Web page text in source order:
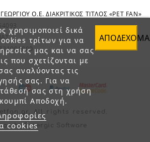
χρησιμοποιεί δικά
τρίτων για να
μας και να σας
που σχετίζονται με
αναλύοντας τις
σας. Για να
σας στη χρήση
Αποδοχή.
cookies
Ο.Ε. ΔΙΑΚΡΙΤΙΚΟΣ ΤΙΤΛΟΣ «PET FAN»
All rights reserved.
by Synergic Software